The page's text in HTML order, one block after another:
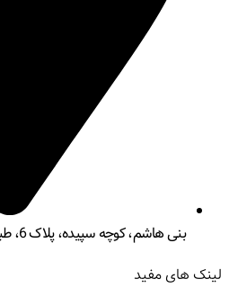
بنی هاشم، کوچه سپیده، پلاک 6، طبقه چهارم، واحد 57
لینک های مفید